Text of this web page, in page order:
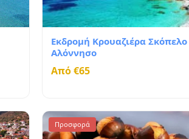
Εκδρομή Κρουαζιέρα Σκόπελο
Αλόννησο
Από €65
Προσφορά